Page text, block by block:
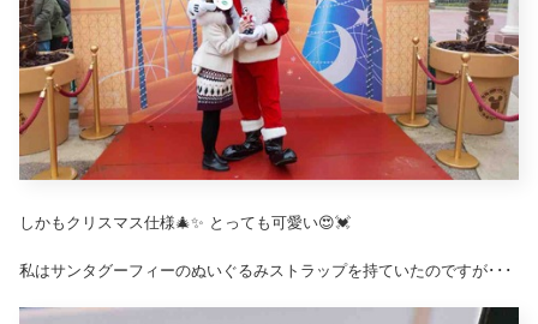
しかもクリスマス仕様🎄✨ とっても可愛い😍💓
私はサンタグーフィーのぬいぐるみストラップを持ていたのですが･･･